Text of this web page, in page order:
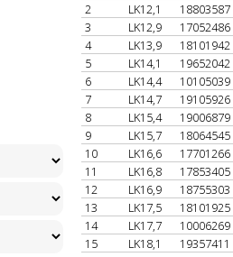
2
LK12,1
18803587
3
LK12,9
17052486
4
LK13,9
18101942
5
LK14,1
19652042
6
LK14,4
10105039
7
LK14,7
19105926
8
LK15,4
19006879
9
LK15,7
18064545
10
LK16,6
17701266
11
LK16,8
17853405
12
LK16,9
18755303
13
LK17,5
18101925
14
LK17,7
10006269
15
LK18,1 19357411